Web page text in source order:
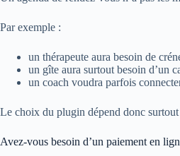
Par exemple :
un thérapeute aura besoin de
un gîte aura surtout besoin d’un
un coach voudra parfois
Le choix du plugin dépend donc
Avez-vous besoin d’un paiement en